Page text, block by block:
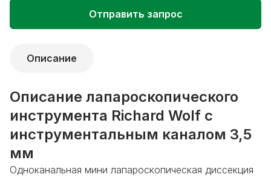
Отправить запрос
Описание
Описание лапароскопического
инструмента Richard Wolf с
инструментальным каналом 3,5
мм
Одноканальная мини лапароскопическая диссекция